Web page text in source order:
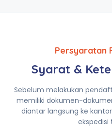
Persyaratan
Syarat &
Sebelum melakukan
memiliki dokumen-
diantar langsung ke
ekspedisi